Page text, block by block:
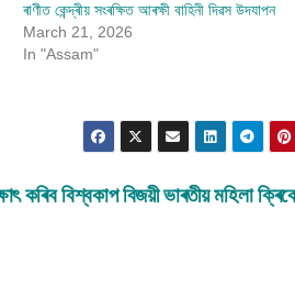
ৰাণীত কেন্দ্ৰীয় সংৰক্ষিত আৰক্ষী বাহিনী দিৱস উদযাপন
March 21, 2026
In "Assam"
কৰিব বিশ্বকাপ বিজয়ী ভাৰতীয় মহিলা